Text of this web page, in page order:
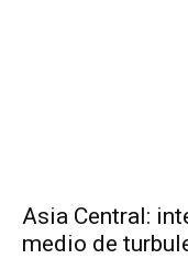
Asia Central:
medio de